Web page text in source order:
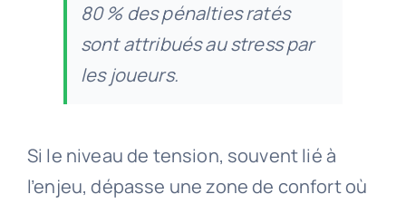
80 % des pénalties ratés
sont attribués au stress par
les joueurs.
Si le niveau de tension, souvent lié à
l’enjeu, dépasse une zone de confort où